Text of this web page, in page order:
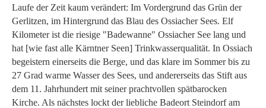
Laufe der Zeit kaum verändert: Im Vordergrund das Grün der
Gerlitzen, im Hintergrund das Blau des Ossiacher Sees. Elf
Kilometer ist die riesige "Badewanne" Ossiacher See lang und
hat [wie fast alle Kärntner Seen] Trinkwasserqualität. In Ossiach
begeistern einerseits die Berge, und das klare im Sommer bis zu
27 Grad warme Wasser des Sees, und andererseits das Stift aus
dem 11. Jahrhundert mit seiner prachtvollen spätbarocken
Kirche. Als nächstes lockt der liebliche Badeort Steindorf am